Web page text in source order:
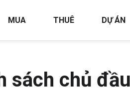
MUA THUÊ DỰ ÁN
sách chủ